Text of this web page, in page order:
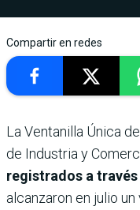
Compartir en redes
La Ventanilla Única
de Industria y
registrados a
alcanzaron en julio